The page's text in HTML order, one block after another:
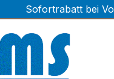
Sofortrabatt bei